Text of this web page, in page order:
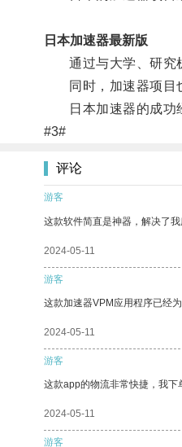
日本加速器最新版
通过与大学、研究机
同时，加速器项目也
日本加速器的成功经
#3#
评论
游客
这款软件简直是神器，解决了我
2024-05-11
游客
这款加速器VPM应用程序已经
2024-05-11
游客
这款app的物流非常快捷，我下
2024-05-11
游客